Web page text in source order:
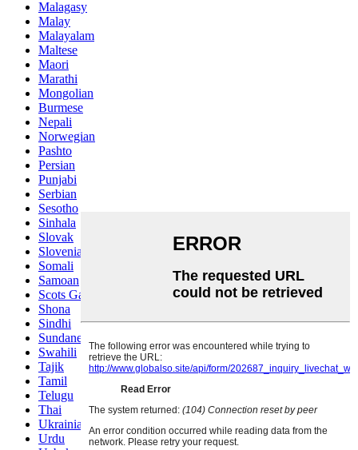
Malagasy
Malay
Malayalam
Maltese
Maori
Marathi
Mongolian
Burmese
Nepali
Norwegian
Pashto
Persian
Punjabi
Serbian
Sesotho
Sinhala
Slovak
Slovenian
Somali
Samoan
Scots Gaelic
Shona
Sindhi
Sundanese
Swahili
Tajik
Tamil
Telugu
Thai
Ukrainian
Urdu